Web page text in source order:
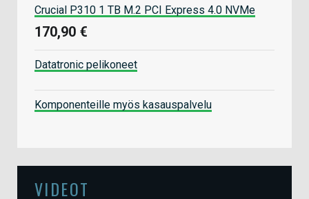
Crucial P310 1 TB M.2 PCI Express 4.0 NVMe
170,90 €
Datatronic pelikoneet
Komponenteille myös kasauspalvelu
VIDEOT